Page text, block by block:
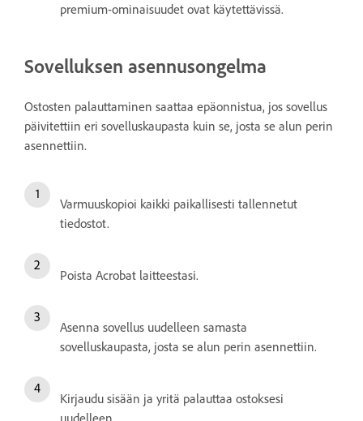
premium-ominaisuudet ovat käytettävissä.
Sovelluksen asennusongelma
Ostosten palauttaminen saattaa epäonnistua, jos sovellus
päivitettiin eri sovelluskaupasta kuin se, josta se alun perin
asennettiin.
Varmuuskopioi kaikki paikallisesti tallennetut
tiedostot.
Poista Acrobat laitteestasi.
Asenna sovellus uudelleen samasta
sovelluskaupasta, josta se alun perin asennettiin.
Kirjaudu sisään ja yritä palauttaa ostoksesi